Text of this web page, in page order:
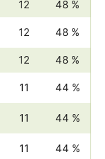
12 48 %
12 48 %
12 48 %
11 44 %
11 44 %
11 44 %